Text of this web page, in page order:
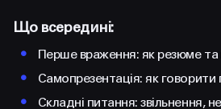
Що всередині:
•
Перше враження: як резюме
•
Самопрезентація: як
•
Складні питання: звільнення,